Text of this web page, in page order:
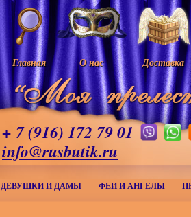
Главная О нас Доставка
+ 7 (916) 172 79 01
info@rusbutik.ru
ДЕВУШКИ И ДАМЫ ФЕИ И АНГЕЛЫ